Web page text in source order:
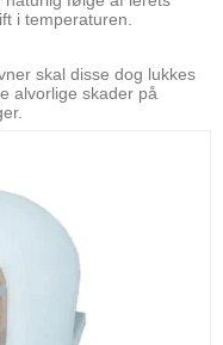
i temperaturen.
skal disse dog lukkes
alvorlige skader på